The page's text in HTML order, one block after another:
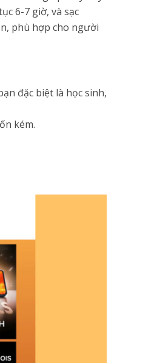
6-7 giờ, và sạc
phù hợp cho người
đặc biệt là học sinh,
kém.